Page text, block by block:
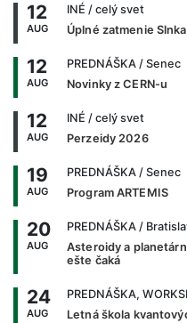
12
AUG
INÉ / celý svet
Úplné zatmenie
12
AUG
PREDNÁŠKA / Senec
Novinky z CERN-u
12
AUG
INÉ / celý svet
Perzeidy 2026
19
AUG
PREDNÁŠKA / Senec
Program ARTEMIS
20
AUG
PREDNÁŠKA /
Asteroidy a
ešte čaká
24
AUG
PREDNÁŠKA,
Letná škola